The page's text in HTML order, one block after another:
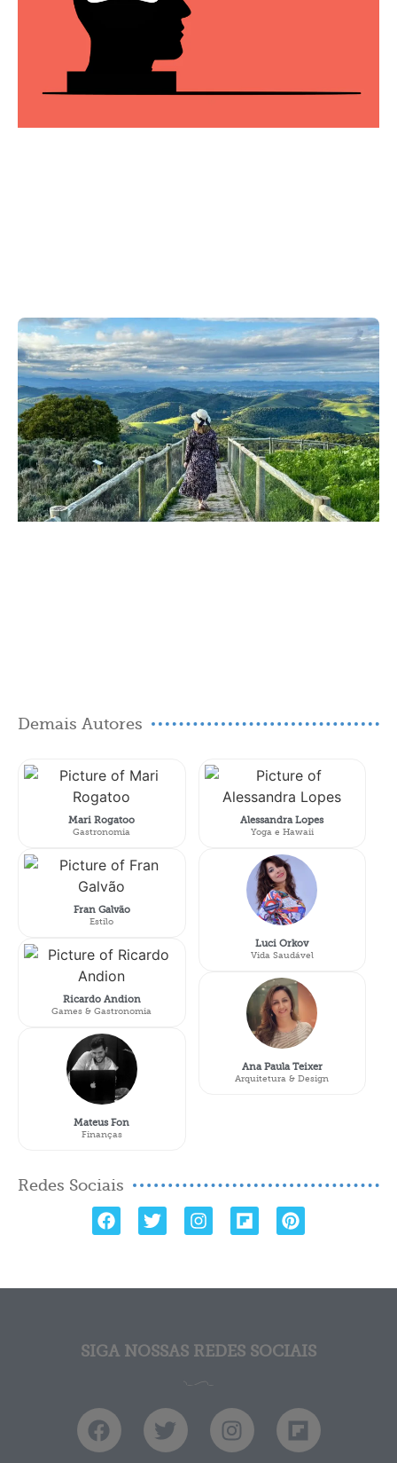
Demais Autores
Mari Rogatoo
Gastronomia
Fran Galvão
Estilo
Ricardo Andion
Games & Gastronomia
Mateus Fon
Finanças
Alessandra Lopes
Yoga e Hawaii
Luci Orkov
Vida Saudável
Ana Paula Teixer
Arquitetura & Design
Redes Sociais
SIGA NOSSAS REDES SOCIAIS